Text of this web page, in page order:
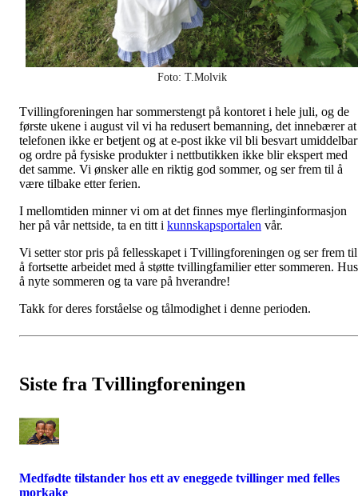
Foto: T.Molvik
Tvillingforeningen har sommerstengt på kontoret i hele juli, og de
første ukene i august vil vi ha redusert bemanning, det innebærer at
telefonen ikke er betjent og at e-post ikke vil bli besvart
og ordre på fysiske produkter i nettbutikken ikke blir ekspert med
det samme. Vi ønsker alle en riktig god sommer, og ser frem til å
være tilbake etter ferien.
I mellomtiden minner vi om at det finnes mye flerlinginformasjon
her på vår nettside, ta en titt i kunnskapsportalen vår.
Vi setter stor pris på fellesskapet i Tvillingforeningen og ser frem til
å fortsette arbeidet med å støtte tvillingfamilier etter sommeren.
å nyte sommeren og ta vare på hverandre!
Takk for deres forståelse og tålmodighet i denne perioden.
Siste fra Tvillingforeningen
Medfødte tilstander hos ett av eneggede tvillinger med felles
morkake